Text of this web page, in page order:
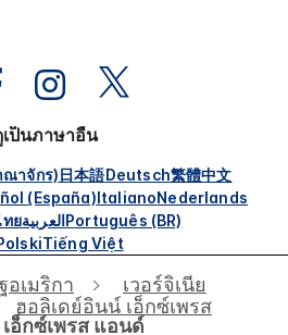
ป็นภาษาอื่น
ณาจักร)日本語Deutsch繁體中文
(España)ItalianoNederlands
ทยالعربيةPortuguês (BR)
Tiếng Việt
อเมริกา
เวอร์จิเนีย
ฮอลิเดย์อินน์ เอ็กซ์เพรส
อ็กซ์เพรส แอนด์